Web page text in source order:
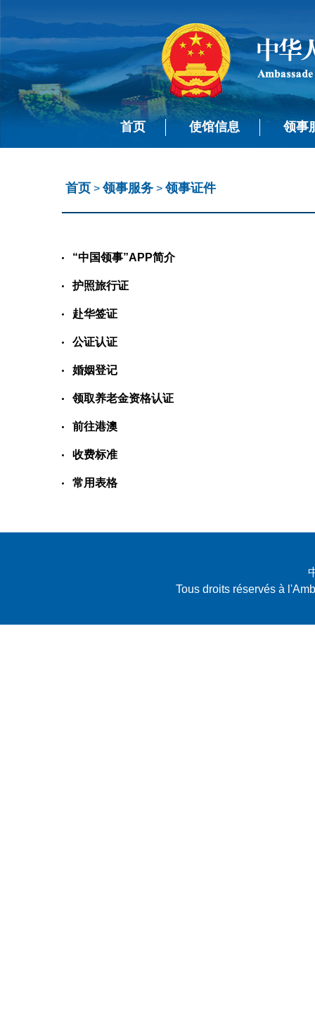
首页 使馆信息 领事
首页 >领事服务 >领事证件
“中国领事”APP简介
护照旅行证
赴华签证
公证认证
婚姻登记
领取养老金资格认证
前往港澳
收费标准
常用表格
Tous droits réservés à